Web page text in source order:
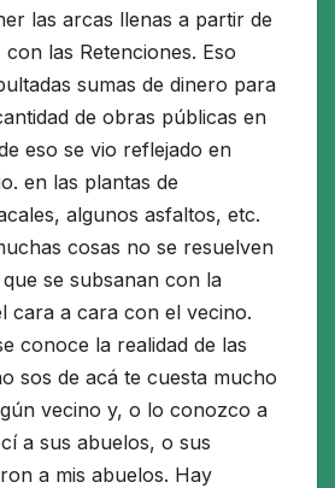
las arcas llenas a partir de
las Retenciones. Eso
sumas de dinero para
de obras públicas en
eso se vio reflejado en
en las plantas de
algunos asfaltos, etc.
cosas no se resuelven
se subsanan con la
cara a cara con el vecino.
conoce la realidad de las
sos de acá te cuesta mucho
vecino y, o lo conozco a
a sus abuelos, o sus
a mis abuelos. Hay